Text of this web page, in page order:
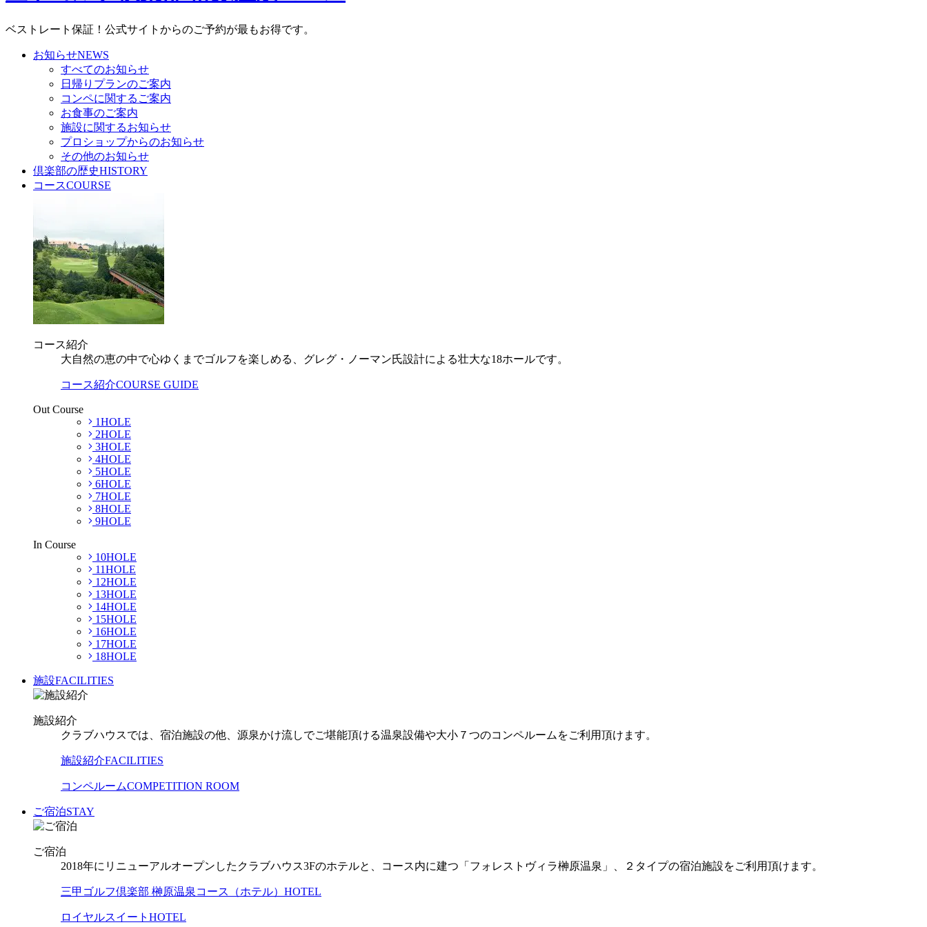
ベストレート保証！公式サイトからのご予約が最もお得です。
お知らせNEWS
すべてのお知らせ
日帰りプランのご案内
コンペに関するご案内
お食事のご案内
施設に関するお知らせ
プロショップからのお知らせ
その他のお知らせ
倶楽部の歴史HISTORY
コースCOURSE
コース紹介
大自然の恵の中で心ゆくまでゴルフを楽しめる、グレグ・ノーマン氏設計による壮大な18ホールです。
コース紹介COURSE GUIDE
Out Course
1HOLE
2HOLE
3HOLE
4HOLE
5HOLE
6HOLE
7HOLE
8HOLE
9HOLE
In Course
10HOLE
11HOLE
12HOLE
13HOLE
14HOLE
15HOLE
16HOLE
17HOLE
18HOLE
施設FACILITIES
施設紹介
クラブハウスでは、宿泊施設の他、源泉かけ流しでご堪能頂ける温泉設備や大小７つのコンペルームをご利用頂けます。
施設紹介FACILITIES
コンペルームCOMPETITION ROOM
ご宿泊STAY
ご宿泊
2018年にリニューアルオープンしたクラブハウス3Fのホテルと、コース内に建つ「フォレストヴィラ榊原温泉」、２タイプの宿泊施設をご利用頂けます。
三甲ゴルフ倶楽部 榊原温泉コース（ホテル） HOTEL
ロイヤルスイート HOTEL